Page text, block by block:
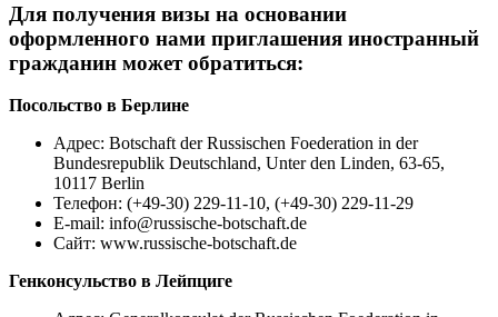
Для получения визы на основании
оформленного нами приглашения иностранный
гражданин может обратиться:
Посольство в Берлине
Адрес: Botschaft der Russischen Foederation in der
Bundesrepublik Deutschland, Unter den Linden, 63-65,
10117 Berlin
Телефон: (+49-30) 229-11-10, (+49-30) 229-11-29
E-mail: info@russische-botschaft.de
Сайт: www.russische-botschaft.de
Генконсульство в Лейпциге